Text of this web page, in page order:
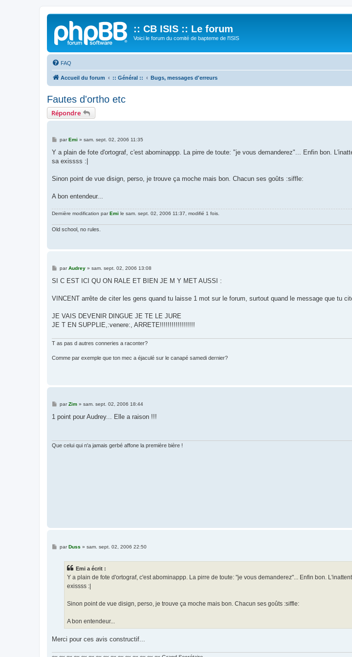
:: CB ISIS :: Le forum
Voici le forum du comité de bapteme de l'ISIS
FAQ
Accueil du forum :: Général :: Bugs, messages d'erreurs
Fautes d'ortho etc
Répondre
M
s
a
parEmi » sam. sept. 02, 2006 11:35
Y a plain de fote d'ortograf, c'est abominappp. La pirre de toute: "je vous demanderez"... Enfin bon.
sa exissss :|
Sinon point de vue disign, perso, je trouve ça moche mais bon. Chacun ses goûts :siffle:
A bon entendeur...
Dernière modification parEmi le sam. sept. 02, 2006 11:37, modifié 1 fois.
Old school, no rules.
M
s
g
parAudrey» sam. sept. 02, 2006 13:08
SI C EST ICI QU ON RALE ET BIEN JE M Y MET AUSSI :
VINCENT arrête de citer les gens quand tu laisse 1 mot sur le forum, surtout quand le message que tu
JE VAIS DEVENIR DINGUE JE TE LE JURE
JE T EN SUPPLIE,:venere:, ARRETE!!!!!!!!!!!!!!!!!!
T as pas d autres conneries a raconter?
Comme par exemple que ton mec a éjaculé sur le canapé samedi dernier?
M
s
s
parZim» sam. sept. 02, 2006 18:44
1 point pour Audrey... Elle a raison !!!
Que celui qui n'a jamais gerbé affone la première bière !
MparDuss » sam. sept. 02, 2006 22:50
Emi a écrit :
Y a plain de fote d'ortograf, c'est abominappp. La pirre de toute: "je vous demanderez"... Enfin bon.
exissss :|
Sinon point de vue disign, perso, je trouve ça moche mais bon. Chacun ses goûts :siffle:
A bon entendeur...
Merci pour ces avis constructif...